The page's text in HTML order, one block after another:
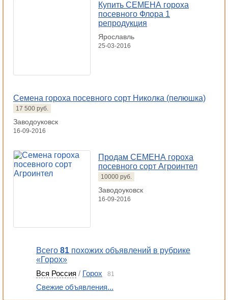
Купить СЕМЕНА гороха
посевного Флора 1
репродукция
Ярославль
25-03-2016
Семена гороха посевного сорт Николка (пелюшка)
17 500 руб.
Заводоуковск
16-09-2016
Продам СЕМЕНА гороха
посевного сорт Агроинтел
10000 руб.
Заводоуковск
16-09-2016
Всего 81 похожих объявлений в рубрике
«Горох»
Вся Россия / Горох 81
Свежие объявления...